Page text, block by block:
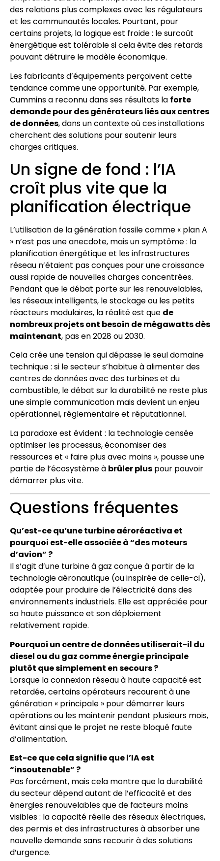
des relations plus complexes avec les régulateurs
et les communautés locales. Pourtant, pour
certains projets, la logique est froide : le surcoût
énergétique est tolérable si cela évite des retards
pouvant détruire le modèle économique.
Les fabricants d’équipements perçoivent cette
tendance comme une opportunité. Par exemple,
Cummins a reconnu dans ses résultats la forte
demande pour des générateurs liés aux centres
de données, dans un contexte où ces installations
cherchent des solutions pour soutenir leurs
charges critiques.
Un signe de fond : l’IA
croît plus vite que la
planification électrique
L’utilisation de la génération fossile comme « plan A
» n’est pas une anecdote, mais un symptôme : la
planification énergétique et les infrastructures
réseau n’étaient pas conçues pour une croissance
aussi rapide de nouvelles charges concentrées.
Pendant que le débat porte sur les renouvelables,
les réseaux intelligents, le stockage ou les petits
réacteurs modulaires, la réalité est que de
nombreux projets ont besoin de mégawatts dès
maintenant, pas en 2028 ou 2030.
Cela crée une tension qui dépasse le seul domaine
technique : si le secteur s’habitue à alimenter des
centres de données avec des turbines et du
combustible, le débat sur la durabilité ne reste plus
une simple communication mais devient un enjeu
opérationnel, réglementaire et réputationnel.
La paradoxe est évident : la technologie censée
optimiser les processus, économiser des
ressources et « faire plus avec moins », pousse une
partie de l’écosystème à brûler plus pour pouvoir
démarrer plus vite.
Questions fréquentes
Qu’est-ce qu’une turbine aéroréactiva et
pourquoi est-elle associée à “des moteurs
d’avion” ?
Il s’agit d’une turbine à gaz conçue à partir de la
technologie aéronautique (ou inspirée de celle-ci),
adaptée pour produire de l’électricité dans des
environnements industriels. Elle est appréciée pour
sa haute puissance et son déploiement
relativement rapide.
Pourquoi un centre de données utiliserait-il du
diesel ou du gaz comme énergie principale
plutôt que simplement en secours ?
Lorsque la connexion réseau à haute capacité est
retardée, certains opérateurs recourent à une
génération « principale » pour démarrer leurs
opérations ou les maintenir pendant plusieurs mois,
évitant ainsi que le projet ne reste bloqué faute
d’alimentation.
Est-ce que cela signifie que l’IA est
“insoutenable” ?
Pas forcément, mais cela montre que la durabilité
du secteur dépend autant de l’efficacité et des
énergies renouvelables que de facteurs moins
visibles : la capacité réelle des réseaux électriques,
des permis et des infrastructures à absorber une
nouvelle demande sans recourir à des solutions
d’urgence.